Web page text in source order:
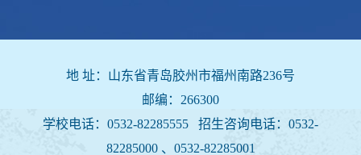
地 址：山东省青岛胶州市福州南路236号
邮编：266300
学校电话：0532-82285555 招生咨询电话： 0532-
82285000 、0532-82285001